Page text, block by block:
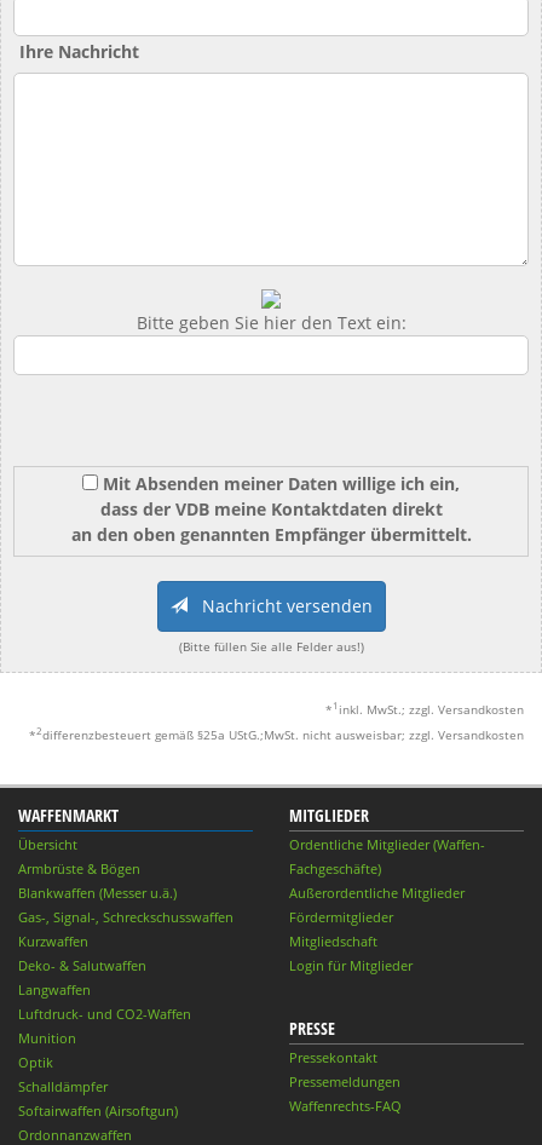
Ihre Nachricht
Bitte geben Sie hier den Text ein:
Mit Absenden meiner Daten willige ich ein,
dass der VDB meine Kontaktdaten direkt
an den oben genannten Empfänger übermittelt.
Nachricht versenden
(Bitte füllen Sie alle Felder aus!)
* 1 inkl. MwSt.; zzgl. Versandkosten
*2differenzbesteuert gemäß §25a UStG.;MwSt. nicht ausweisbar; zzgl. Versandkosten
WAFFENMARKT
Übersicht
Armbrüste & Bögen
Blankwaffen (Messer u.ä.)
Gas-, Signal-, Schreckschusswaffen
Kurzwaffen
Deko- & Salutwaffen
Langwaffen
Luftdruck- und CO2-Waffen
Munition
Optik
Schalldämpfer
Softairwaffen (Airsoftgun)
Ordonnanzwaffen
MITGLIEDER
Ordentliche Mitglieder (Waffen-
Fachgeschäfte)
Außerordentliche Mitglieder
Fördermitglieder
Mitgliedschaft
Login für Mitglieder
PRESSE
Pressekontakt
Pressemeldungen
Waffenrechts-FAQ